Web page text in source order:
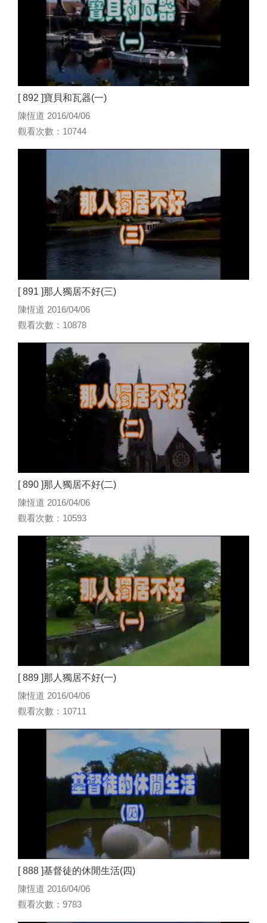
[ 892 ]寶貝和瓦器(一)
陳恆道 2016/04/06
觀看次數：10744
[ 891 ]那人獨居不好(三)
陳恆道 2016/04/06
觀看次數：10878
[ 890 ]那人獨居不好(二)
陳恆道 2016/04/06
觀看次數：10593
[ 889 ]那人獨居不好(一)
陳恆道 2016/04/06
觀看次數：10711
[ 888 ]基督徒的休閒生活(四)
陳恆道 2016/04/06
觀看次數：9783